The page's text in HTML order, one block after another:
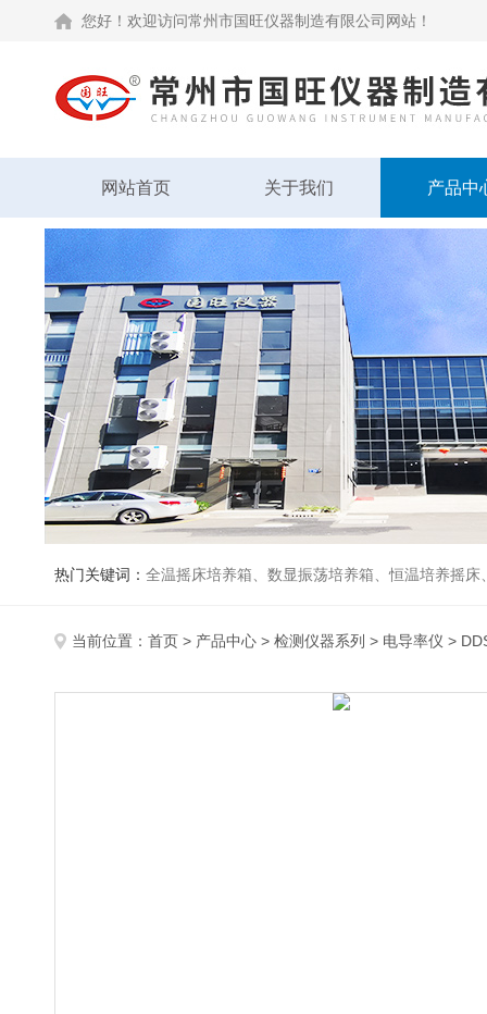
您好！欢迎访问常州市国旺仪器制造有限公司网站！
网站首页 关于我们 产品中
热门关键词： 全温摇床培养箱、数显振荡培养箱、恒温培养摇
当前位置： 首页 > 产品中心 > 检测仪器系列 > 电导率仪 >